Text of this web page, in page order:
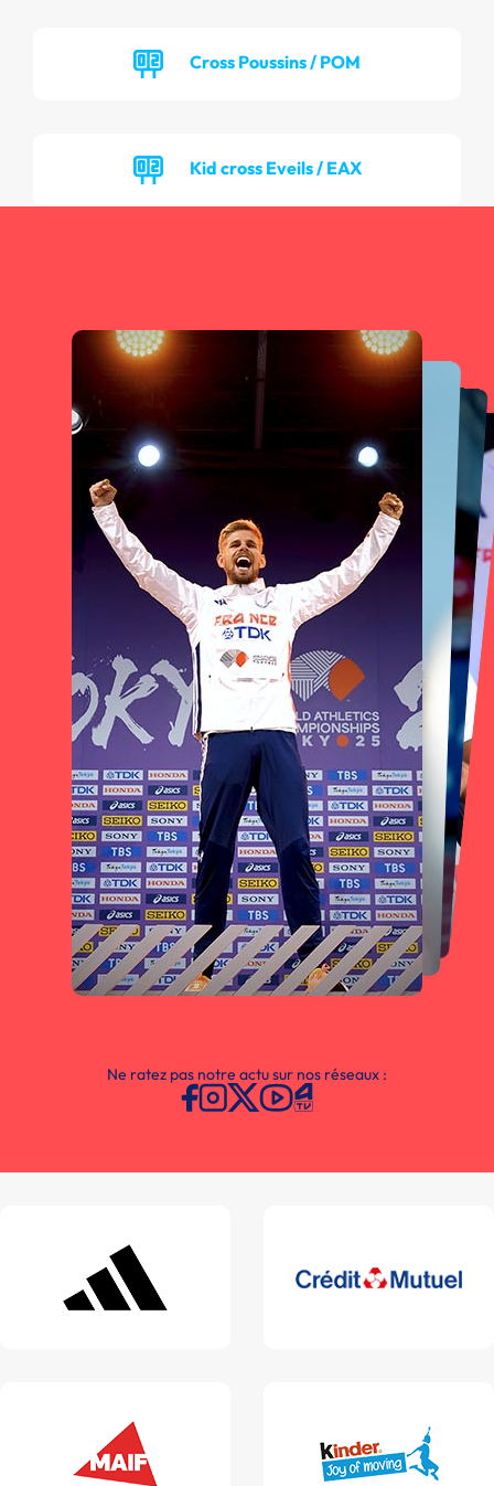
Cross Poussins / POM
Kid cross Eveils / EAX
Ne ratez pas notre actu sur nos réseaux :